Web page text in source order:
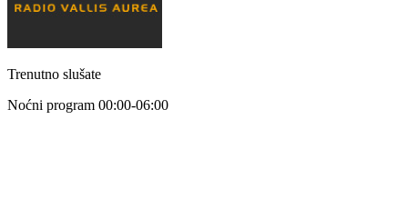
Trenutno slušate
Noćni program 00:00-06:00